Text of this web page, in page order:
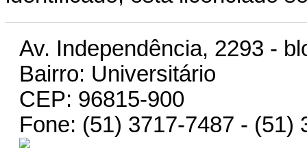
Av. Independência, 2293 -
Bairro: Universitário
CEP: 96815-900
Fone: (51) 3717-7487 - (51)